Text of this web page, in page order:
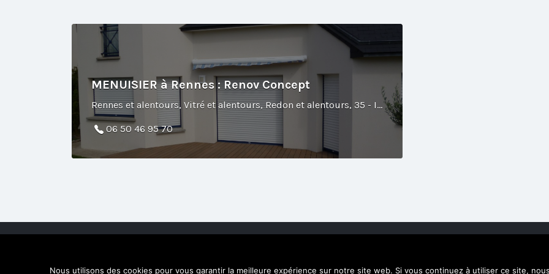
MENUISIER à Rennes : Renov Concept
Rennes et alentours, Vitré et alentours, Redon et alentours, 35 - Ille-et-Vilaine
06 50 46 95 70
Nous utilisons des cookies pour vous garantir la meilleure expérience sur notre site web. Si vous continuez à utiliser ce site,